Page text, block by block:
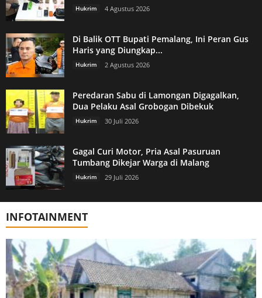
Hukrim 4 Agustus 2026
Di Balik OTT Bupati Pemalang, Ini Peran Gus
Haris yang Diungkap...
Hukrim 2 Agustus 2026
Peredaran Sabu di Lamongan Digagalkan,
Dua Pelaku Asal Grobogan Dibekuk
Hukrim 30 Juli 2026
Gagal Curi Motor, Pria Asal Pasuruan
Tumbang Dikejar Warga di Malang
Hukrim 29 Juli 2026
INFOTAINMENT